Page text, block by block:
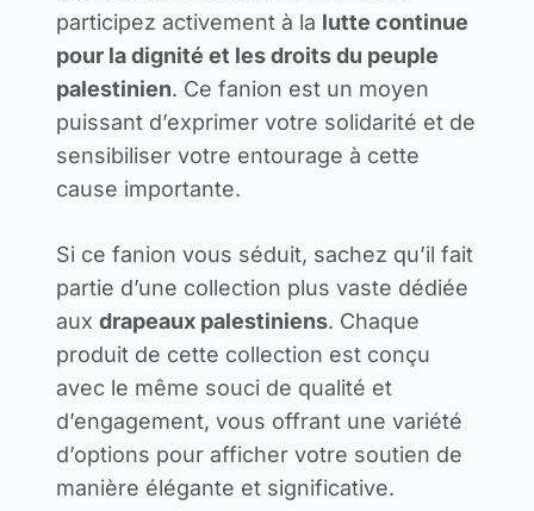
participez activement à la lutte continue
pour la dignité et les droits du peuple
palestinien. Ce fanion est un moyen
puissant d’exprimer votre solidarité et de
sensibiliser votre entourage à cette
cause importante.
Si ce fanion vous séduit, sachez qu’il fait
partie d’une collection plus vaste dédiée
aux drapeaux palestiniens. Chaque
produit de cette collection est conçu
avec le même souci de qualité et
d’engagement, vous offrant une variété
d’options pour afficher votre soutien de
manière élégante et significative.